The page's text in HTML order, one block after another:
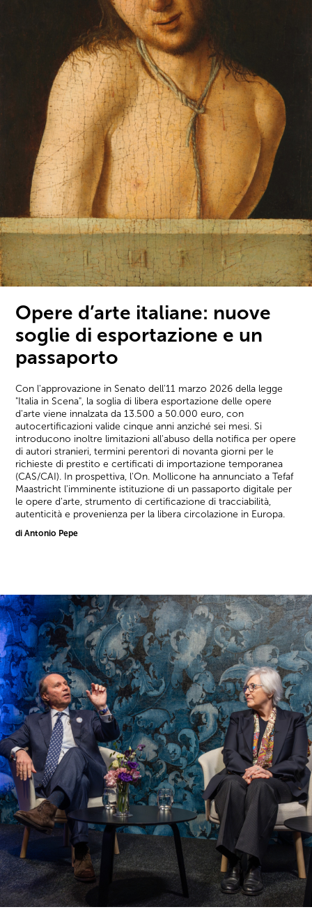
Opere d’arte italiane: nuove
soglie di esportazione e un
passaporto
Con l'approvazione in Senato dell'11 marzo 2026 della legge
"Italia in Scena", la soglia di libera esportazione delle opere
d'arte viene innalzata da 13.500 a 50.000 euro, con
autocertificazioni valide cinque anni anziché sei mesi. Si
introducono inoltre limitazioni all'abuso della notifica per opere
di autori stranieri, termini perentori di novanta giorni per le
richieste di prestito e certificati di importazione temporanea
(CAS/CAI). In prospettiva, l'On. Mollicone ha annunciato a Tefaf
Maastricht l'imminente istituzione di un passaporto digitale per
le opere d'arte, strumento di certificazione di tracciabilità,
autenticità e provenienza per la libera circolazione in Europa.
di Antonio Pepe